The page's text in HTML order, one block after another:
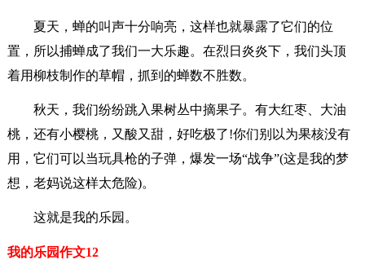
夏天，蝉的叫声十分响亮，这样也就暴露了它们的位
置，所以捕蝉成了我们一大乐趣。在烈日炎炎下，我们头顶
着用柳枝制作的草帽，抓到的蝉数不胜数。
秋天，我们纷纷跳入果树丛中摘果子。有大红枣、大油
桃，还有小樱桃，又酸又甜，好吃极了!你们别以为果核没有
用，它们可以当玩具枪的子弹，爆发一场“战争”(这是我的梦
想，老妈说这样太危险)。
这就是我的乐园。
我的乐园作文12